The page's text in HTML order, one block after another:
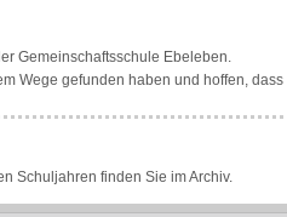
Gemeinschaftsschule Ebeleben.
Wege gefunden haben und hoffen,
Schuljahren finden Sie im Archiv.